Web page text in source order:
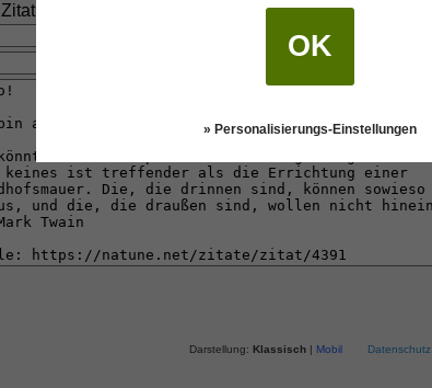
an einen Freund oder an sich selbst senden.
Darstellung: Klassisch| Mobil Datenschutz
OK
» Personalisierungs-Einstellungen